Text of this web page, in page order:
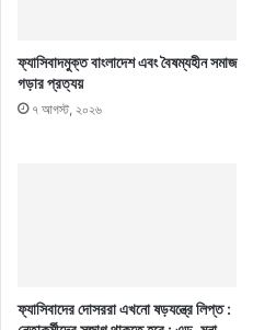
ফ্যাসিবাদমুক্ত বাংলাদেশ এবং বৈষম্যহীন সমাজ
গড়ার প্রত্যয়
৭ আগস্ট, ২০২৬
ফ্যাসিবাদের দোসররা এখনো ষড়যন্ত্রে লিপ্ত :